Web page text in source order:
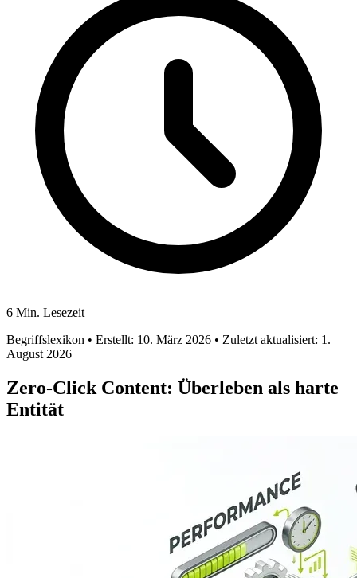
6 Min. Lesezeit
Begriffslexikon • Erstellt: 10. März 2026 • Zuletzt aktualisiert: 1.
August 2026
Zero-Click Content: Überleben als harte
Entität